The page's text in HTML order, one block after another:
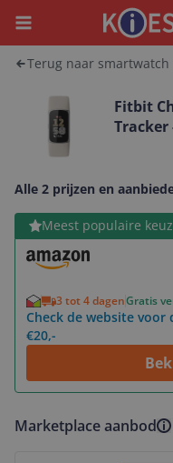
Menu
Terug naar smartwatch
Fitbit
Tracker
Alle 2 prijzen en
Meest populaire
3 tot 4 dagenGratis
Check de website
€20,-
Bekijk product
Marketplace aanbod